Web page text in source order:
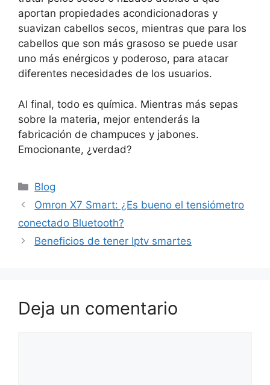
aportan propiedades acondicionadoras y
suavizan cabellos secos, mientras que para los
cabellos que son más grasoso se puede usar
uno más enérgicos y poderoso, para atacar
diferentes necesidades de los usuarios.
Al final, todo es química. Mientras más sepas
sobre la materia, mejor entenderás la
fabricación de champuces y jabones.
Emocionante, ¿verdad?
Categorías
Blog
Omron X7 Smart: ¿Es bueno el tensiómetro
conectado Bluetooth?
Beneficios de tener Iptv smartes
Deja un comentario